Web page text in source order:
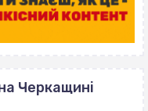
Черкащині